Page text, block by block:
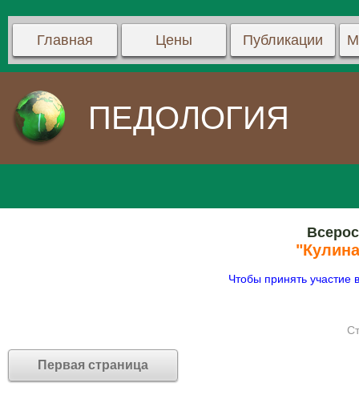
Главная Цены Публикации
ПЕДОЛОГИЯ
Чтобы принять
Первая страница